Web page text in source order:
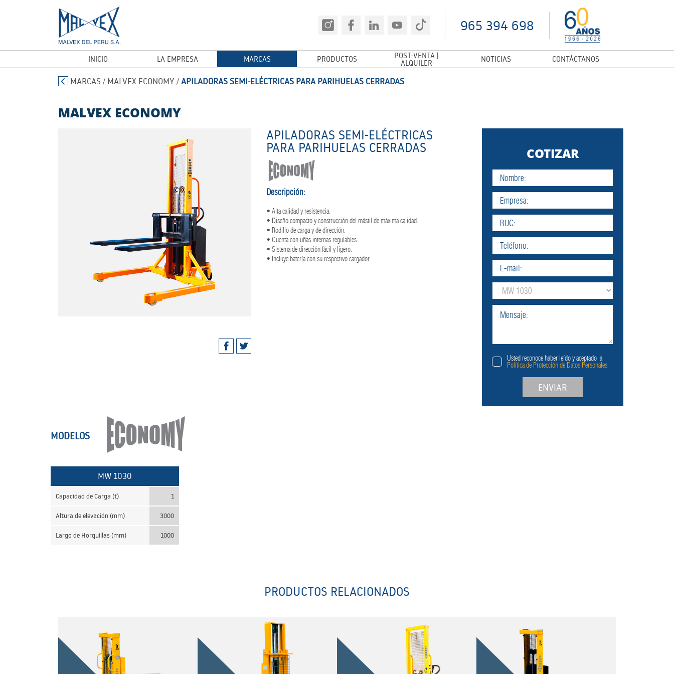
965 394 698
INICIO LA EMPRESA MARCAS PRODUCTOS POST-VENTA |
ALQUILER NOTICIAS CONTÁCTANOS
MARCAS / MALVEX ECONOMY /APILADORAS SEMI-ELÉCTRICAS PARA PARIHUELAS CERRADAS
MALVEX ECONOMY
APILADORAS SEMI-ELÉCTRICAS
PARA PARIHUELAS CERRADAS
Descripción:
• Alta calidad y resistencia.
• Diseño compacto y construcción del mástil de máxima calidad.
• Rodillo de carga y de dirección.
• Cuenta con uñas internas regulables.
• Sistema de dirección fácil y ligero.
• Incluye batería con su respectivo cargador.
COTIZAR
Usted reconoce haber leído y aceptado la
Política de Protección de Datos Personales
ENVIAR
MODELOS
MW 1030
Capacidad de Carga (t) 1
Altura de elevación (mm) 3000
Largo de Horquillas (mm) 1000
PRODUCTOS RELACIONADOS